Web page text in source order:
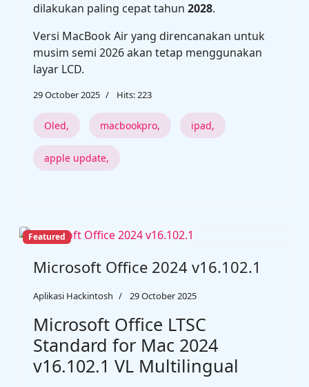
dilakukan paling cepat tahun 2028.
Versi MacBook Air yang direncanakan untuk
musim semi 2026 akan tetap menggunakan
layar LCD.
29 October 2025 Hits: 223
Oled, macbookpro, ipad,
apple update,
Featured
Microsoft Office 2024 v16.102.1
Aplikasi Hackintosh 29 October 2025
Microsoft Office LTSC
Standard for Mac 2024
v16.102.1 VL Multilingual